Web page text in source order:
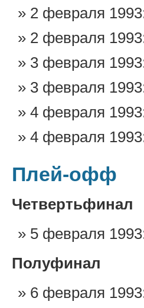
2 февраля
2 февраля
3 февраля
3 февраля
4 февраля
4 февраля
Плей-офф
Четвертьфинал
5 февраля
Полуфинал
6 февраля